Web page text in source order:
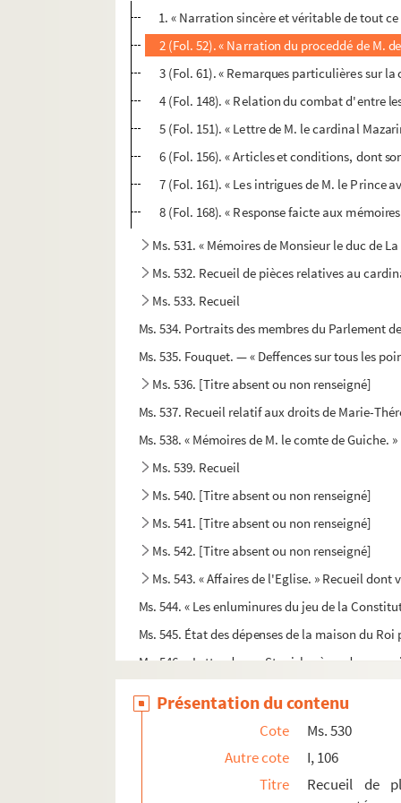
1. « Narration sincère et véritable de tout
2 (Fol. 52). « Narration du proceddé de M.
3 (Fol. 61). « Remarques particulières sur
4 (Fol. 148). « Relation du combat d'entre
5 (Fol. 151). « Lettre de M. le cardinal
6 (Fol. 156). « Articles et conditions, dont
7 (Fol. 161). « Les intrigues de M. le Prince
8 (Fol. 168). « Response faicte aux
Ms. 531. « Mémoires de Monsieur le duc de
Ms. 532. Recueil de pièces relatives au
Ms. 533. Recueil
Ms. 534. Portraits des membres du Parlement
Ms. 535. Fouquet. — « Deffences sur tous les
Ms. 536. [Titre absent ou non renseigné]
Ms. 537. Recueil relatif aux droits de Marie-
Ms. 538. « Mémoires de M. le comte de
Ms. 539. Recueil
Ms. 540. [Titre absent ou non renseigné]
Ms. 541. [Titre absent ou non renseigné]
Ms. 542. [Titre absent ou non renseigné]
Ms. 543. « Affaires de l'Eglise. » Recueil
Ms. 544. « Les enluminures du jeu de la
Ms. 545. État des dépenses de la maison du
Ms. 546. « Lettre du roy Stanislas à un de ses
Ms. 548. « Publication de la paix entre le Roy
Présentation du contenu
Cote
Ms. 530
Autre cote
I, 106
Titre
Recueil de